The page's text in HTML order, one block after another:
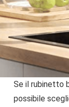
Se il rubinetto
possibile